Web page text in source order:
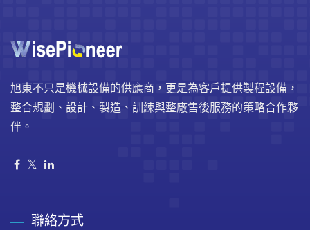
旭東不只是機械設備的供應商，更是為客戶提供製程設備，
整合規劃、設計、製造、訓練與整廠售後服務的策略合作夥
伴。
聯絡方式